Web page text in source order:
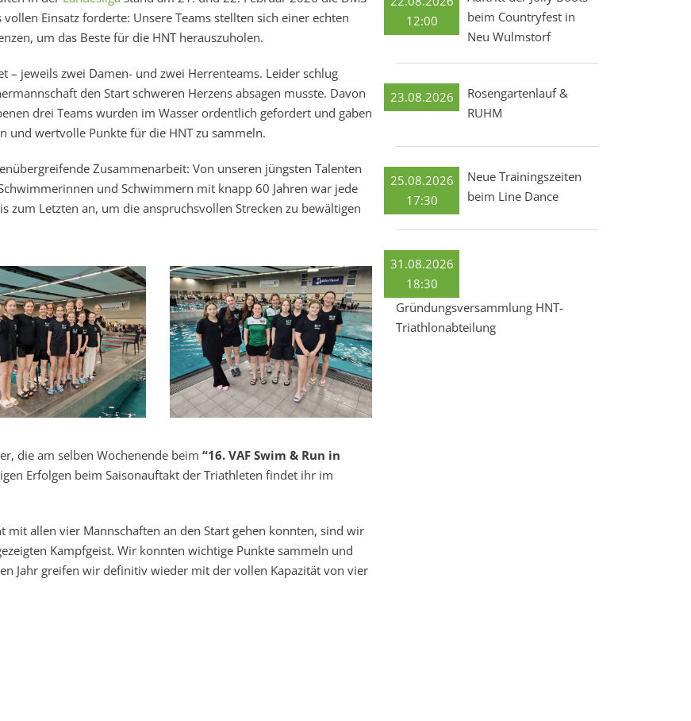
Einsatz forderte: Unsere Teams stellten sich einer echten
um das Beste für die HNT herauszuholen.
– jeweils zwei Damen- und zwei Herrenteams. Leider schlug
den Start schweren Herzens absagen musste. Davon
drei Teams wurden im Wasser ordentlich gefordert und gaben
und wertvolle Punkte für die HNT zu sammeln.
Zusammenarbeit: Von unseren jüngsten Talenten
und Schwimmern mit knapp 60 Jahren war jede
zum Letzten an, um die anspruchsvollen Strecken zu bewältigen
die am selben Wochenende beim “16. VAF Swim & Run in
Erfolgen beim Saisonauftakt der Triathleten findet ihr im
mit allen vier Mannschaften an den Start gehen konnten, sind wir
Kampfgeist. Wir konnten wichtige Punkte sammeln und
Jahr greifen wir definitiv wieder mit der vollen Kapazität von vier
12:00
beim Countryfest in
Neu Wulmstorf
23.08.2026
Rosengartenlauf &
RUHM
25.08.2026
17:30
Neue Trainingszeiten
beim Line Dance
31.08.2026
18:30
Gründungsversammlung HNT-
Triathlonabteilung